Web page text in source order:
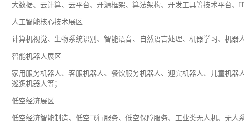
大数据、云计算、云平台、开源框架、算法架构、开发工具等技术平台、
人工智能核心技术展区
计算机视觉、生物系统识别、智能语音、自然语言处理、机器学习、机器
智能机器人展区
家用服务机器人、客服机器人、 餐饮服务机器人、迎宾机器人、儿童机器
巡逻机器人等；
低空经济展区
低空经济智能制造、低空飞行服务、低空保障服务、 工业类无人机、无人